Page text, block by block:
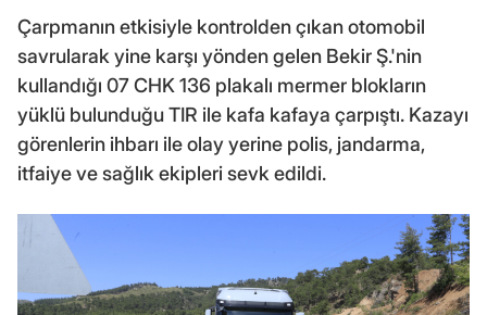
Çarpmanın etkisiyle kontrolden çıkan otomobil
savrularak yine karşı yönden gelen Bekir Ş.'nin
kullandığı 07 CHK 136 plakalı mermer blokların
yüklü bulunduğu TIR ile kafa kafaya çarpıştı. Kazayı
görenlerin ihbarı ile olay yerine polis, jandarma,
itfaiye ve sağlık ekipleri sevk edildi.